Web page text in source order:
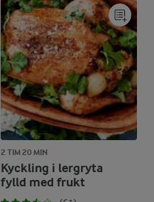
2 TIM 20 MIN
Kyckling i lergryta
fylld med frukt